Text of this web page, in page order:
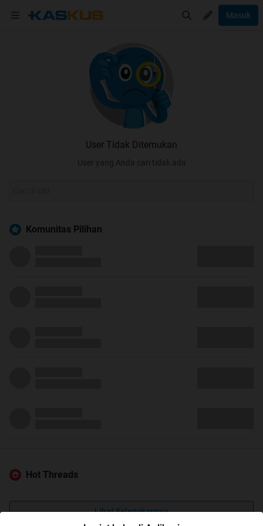
Masuk
User Tidak Ditemukan
User yang Anda cari tidak ada
Komunitas Pilihan
Hot Threads
Lihat Selengkapnya